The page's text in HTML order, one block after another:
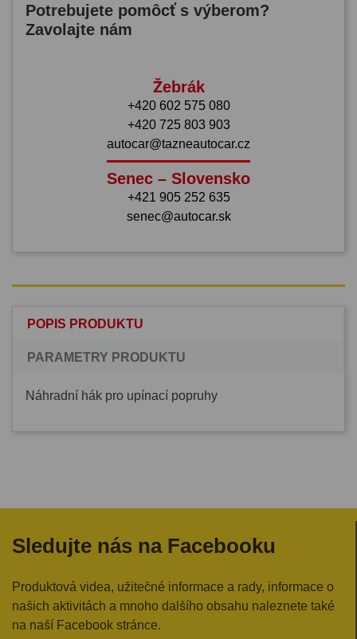
Potrebujete pomôcť s výberom?
Zavolajte nám
Žebrák
+420 602 575 080
+420 725 803 903
autocar@tazneautocar.cz
Senec – Slovensko
+421 905 252 635
senec@autocar.sk
POPIS PRODUKTU
PARAMETRY PRODUKTU
Náhradní hák pro upínací popruhy
Sledujte nás na Facebooku
Produktová videa, užitečné informace a rady, informace o
našich aktivitách a mnoho dalšího obsahu naleznete také
na naší Facebook stránce.